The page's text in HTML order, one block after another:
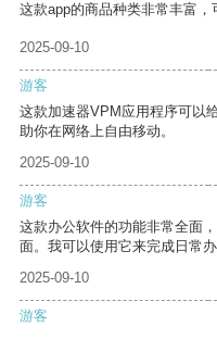
这款app的商品种类非常丰富，
2025-09-10
游客
这款加速器VPM应用程序可以
助你在网络上自由移动。
2025-09-10
游客
这款办公软件的功能非常全面
面。我可以使用它来完成日常
2025-09-10
游客